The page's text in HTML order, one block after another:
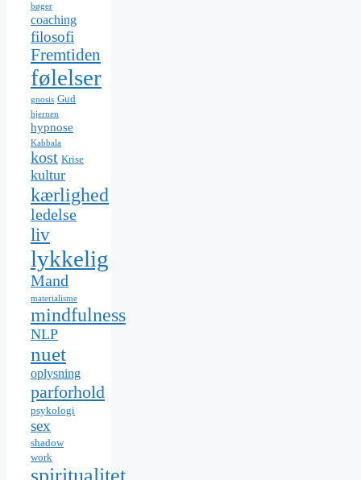
bøger
coaching
filosofi
Fremtiden
følelser
gnosis Gud
hjernen
hypnose
Kabbala
kost Krise
kultur
kærlighed
ledelse
liv
lykkelig
Mand
materialisme
mindfulness
NLP
nuet
oplysning
parforhold
psykologi
sex
shadow
work
spiritualitet